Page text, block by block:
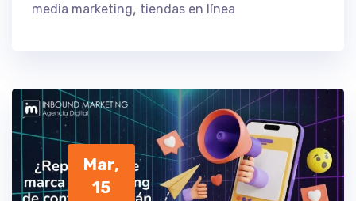
media marketing, tiendas en línea
Mar,
15